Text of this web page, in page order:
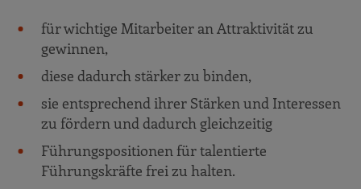
für wichtige Mitarbeiter an Attraktivität zu
gewinnen,
diese dadurch stärker zu binden,
sie entsprechend ihrer Stärken und Interessen
zu fördern und dadurch gleichzeitig
Führungspositionen für talentierte
Führungskräfte frei zu halten.